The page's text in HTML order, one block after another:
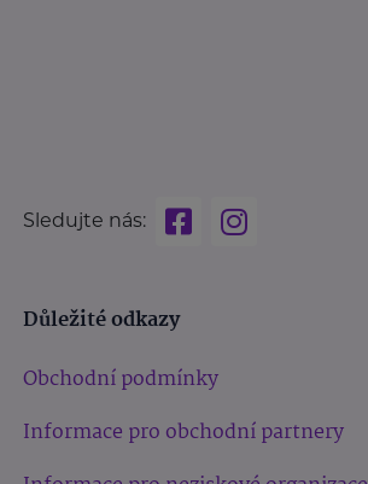
Sledujte nás:
Důležité odkazy
Obchodní podmínky
Informace pro obchodní partnery